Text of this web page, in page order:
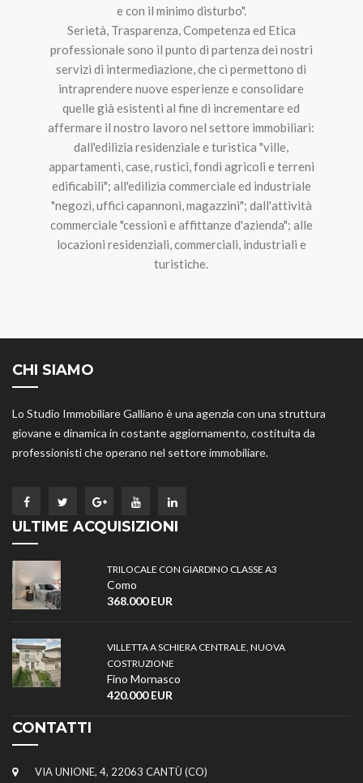
e con il minimo disturbo".
Serietà, Trasparenza, Competenza ed Etica
professionale sono il punto di partenza dei nostri
servizi di intermediazione, che ci permettono di
intraprendere nuove esperienze e consolidare
quelle già esistenti al fine di incrementare ed
affermare il nostro lavoro nel settore immobiliari:
dall'edilizia residenziale e turistica "ville,
appartamenti, case, rustici, fondi agricoli e terreni
edificabili"; all'edilizia commerciale ed industriale
"negozi, uffici capannoni, magazzini"; dall'attività
commerciale "cessioni e affittanze d'azienda"; alle
locazioni residenziali, commerciali, industriali e
turistiche.
CHI SIAMO
Lo Studio Immobiliare Galliano è una agenzia con una struttura
giovane e dinamica in costante aggiornamento, costituita da
professionisti che operano nel settore immobiliare.
ULTIME ACQUISIZIONI
TRILOCALE CON GIARDINO CLASSE A3
Como
368.000 EUR
VILLETTA A SCHIERA CENTRALE, NUOVA
COSTRUZIONE
Fino Mornasco
420.000 EUR
CONTATTI
VIA UNIONE, 4, 22063 CANTÙ (CO)